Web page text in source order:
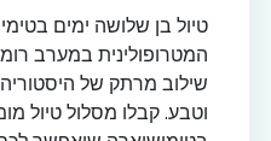
טיול בן שלושה ימים
המטרופולינית במערב
שילוב מרתק של